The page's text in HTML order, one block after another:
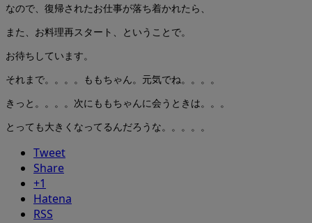
なので、復帰されたお仕事が落ち着かれたら、
また、お料理再スタート、ということで。
お待ちしています。
それまで。。。。ももちゃん。元気でね。。。。
きっと。。。。次にももちゃんに会うときは。。。
とっても大きくなってるんだろうな。。。。。
Tweet
Share
+1
Hatena
RSS